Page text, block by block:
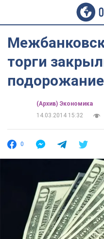
торги
(Архив) Экономика
14.03.2014 15:32
0